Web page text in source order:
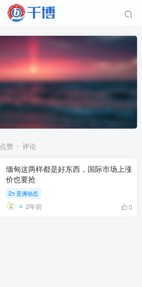
点赞 评论
缅甸这两样都是好东西，国际市场上涨
价也要抢
亚洲动态
2年前 0